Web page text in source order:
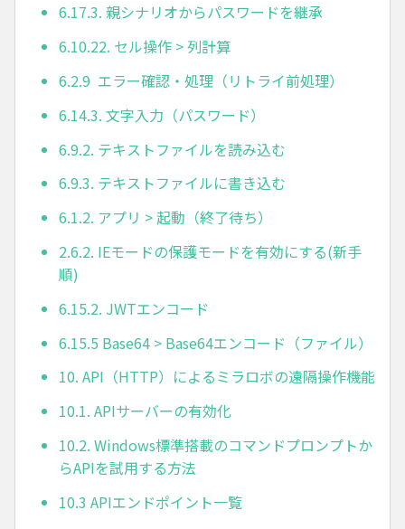
6.17.3. 親シナリオからパスワードを継承
6.10.22. セル操作 > 列計算
6.2.9 エラー確認・処理（リトライ前処理）
6.14.3. 文字入力（パスワード）
6.9.2. テキストファイルを読み込む
6.9.3. テキストファイルに書き込む
6.1.2. アプリ > 起動（終了待ち）
2.6.2. IEモードの保護モードを有効にする(新手
順)
6.15.2. JWTエンコード
6.15.5 Base64 > Base64エンコード（ファイル）
10. API（HTTP）によるミラロボの遠隔操作機能
10.1. APIサーバーの有効化
10.2. Windows標準搭載のコマンドプロンプトか
らAPIを試用する方法
10.3 APIエンドポイント一覧